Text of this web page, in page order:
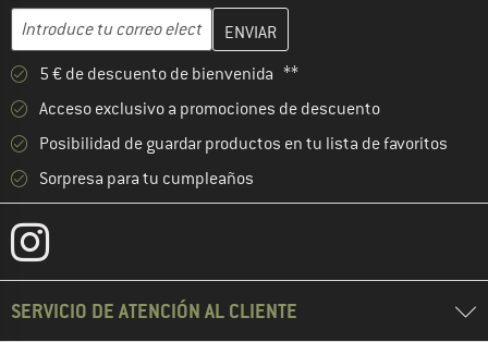
Dirección de correo electrónico
Introduce aquí tu dirección de correo electrónico y crea tu
5 € de descuento de bienvenida **
Acceso exclusivo a promociones de descuento
Posibilidad de guardar productos en tu lista de favoritos
Sorpresa para tu cumpleaños
SERVICIO DE ATENCIÓN AL CLIENTE